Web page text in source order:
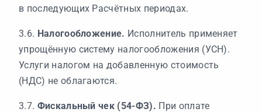
в последующих Расчётных периодах.
3.6. Налогообложение. Исполнитель применяет
упрощённую систему налогообложения (УСН).
Услуги налогом на добавленную стоимость
(НДС) не облагаются.
3.7. Фискальный чек (54-ФЗ). При оплате